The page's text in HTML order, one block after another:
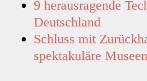
9 herausragende
Deutschland
Schluss mit
spektakuläre